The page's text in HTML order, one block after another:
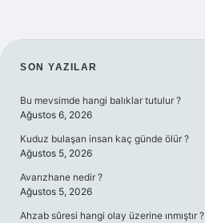
SIDEBAR
SON YAZILAR
Bu mevsimde hangi balıklar tutulur ?
Ağustos 6, 2026
Kuduz bulaşan insan kaç günde ölür ?
Ağustos 5, 2026
Avarızhane nedir ?
Ağustos 5, 2026
Ahzab sûresi hangi olay üzerine ınmıştır ?